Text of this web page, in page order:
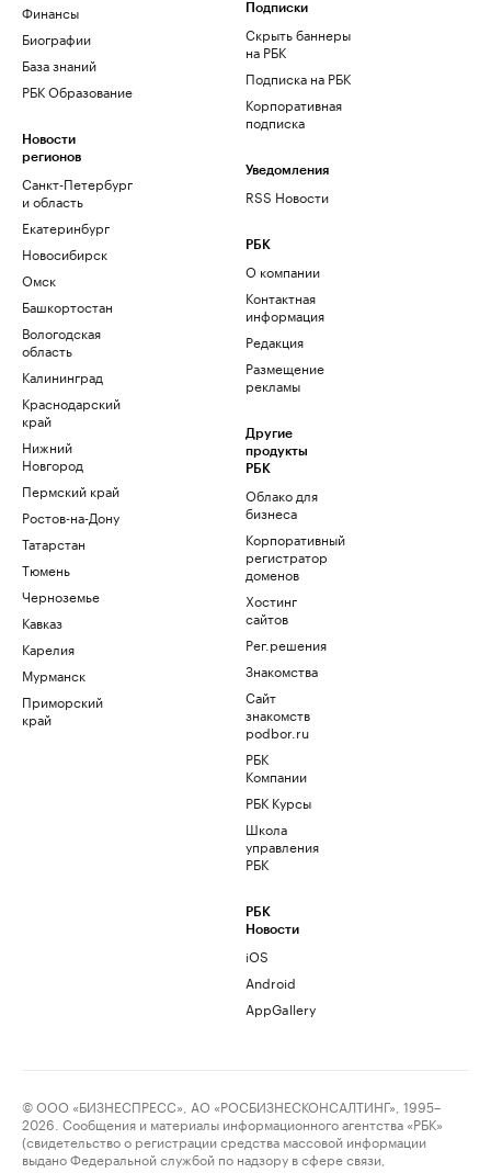
Финансы
Биографии
База знаний
РБК Образование
Новости
регионов
Санкт-Петербург
и область
Екатеринбург
Новосибирск
Омск
Башкортостан
Вологодская
область
Калининград
Краснодарский
край
Нижний
Новгород
Пермский край
Ростов-на-Дону
Татарстан
Тюмень
Черноземье
Кавказ
Карелия
Мурманск
Приморский
край
Подписки
Скрыть баннеры
на РБК
Подписка на РБК
Корпоративная
подписка
Уведомления
RSS Новости
РБК
О компании
Контактная
информация
Редакция
Размещение
рекламы
Другие
продукты
РБК
Облако для
бизнеса
Корпоративный
регистратор
доменов
Хостинг
сайтов
Рег.решения
Знакомства
Сайт
знакомств
podbor.ru
РБК
Компании
РБК Курсы
Школа
управления
РБК
РБК
Новости
iOS
Android
AppGallery
© ООО «БИЗНЕСПРЕСС», АО «РОСБИЗНЕСКОНСАЛТИНГ», 1995–
2026. Сообщения и материалы информационного агентства «РБК»
(свидетельство о регистрации средства массовой информации
выдано Федеральной службой по надзору в сфере связи,